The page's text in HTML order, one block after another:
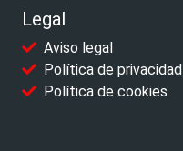
Legal
Aviso legal
Política de privacidad
Política de cookies